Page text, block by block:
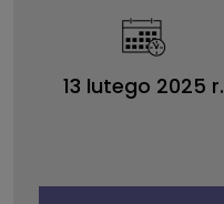
13 lutego 2025 r.